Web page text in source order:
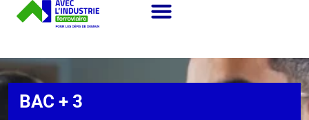
BAC + 3